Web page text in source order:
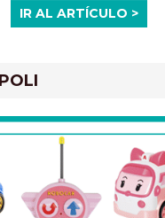
IR AL ARTÍCULO >